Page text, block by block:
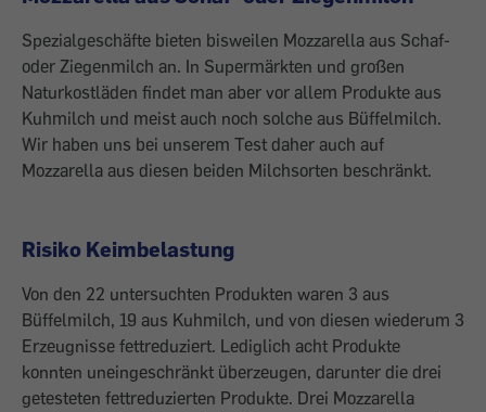
Spezialgeschäfte bieten bisweilen Mozzarella aus Schaf-
oder Ziegenmilch an. In ­Supermärkten und großen
Naturkostläden findet man aber vor allem Produkte aus
Kuhmilch und meist auch noch solche aus Büffelmilch.
Wir haben uns bei unserem Test daher auch auf
Mozzarella aus diesen beiden Milchsorten beschränkt.
Risiko Keimbelastung
Von den 22 untersuchten Produkten waren 3 aus
Büffelmilch, 19 aus Kuhmilch, und von diesen wiederum 3
Erzeugnisse fett­reduziert. Lediglich acht Produkte
konnten uneingeschränkt überzeugen, darunter die drei
getesteten fettreduzierten Produkte. Drei Mozzarella